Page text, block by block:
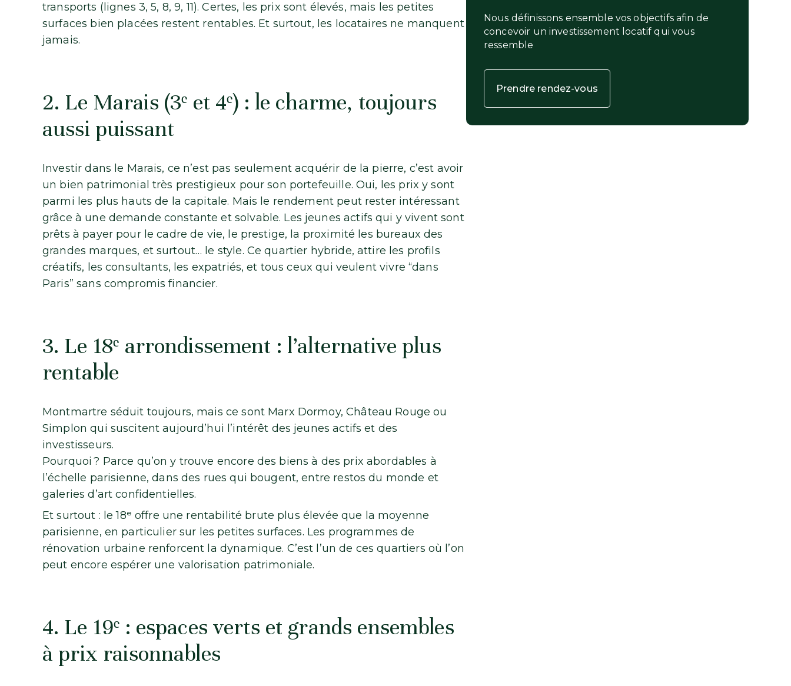
transports (lignes 3, 5, 8, 9, 11). Certes, les prix sont élevés, mais les petites
surfaces bien placées restent rentables. Et surtout, les locataires ne manquent
jamais.
2. Le Marais (3ᵉ et 4ᵉ) : le charme, toujours
aussi puissant
Investir dans le Marais, ce n’est pas seulement acquérir de la pierre, c’est avoir
un bien patrimonial très prestigieux pour son portefeuille. Oui, les prix y sont
parmi les plus hauts de la capitale. Mais le rendement peut rester intéressant
grâce à une demande constante et solvable. Les jeunes actifs qui y vivent sont
prêts à payer pour le cadre de vie, le prestige, la proximité les bureaux des
grandes marques, et surtout… le style. Ce quartier hybride, attire les profils
créatifs, les consultants, les expatriés, et tous ceux qui veulent vivre “dans
Paris” sans compromis financier.
3. Le 18ᵉ arrondissement : l’alternative plus
rentable
Montmartre séduit toujours, mais ce sont Marx Dormoy, Château Rouge ou
Simplon qui suscitent aujourd’hui l’intérêt des jeunes actifs et des
investisseurs.
Pourquoi ? Parce qu’on y trouve encore des biens à des prix abordables à
l’échelle parisienne, dans des rues qui bougent, entre restos du monde et
galeries d’art confidentielles.
Et surtout : le 18ᵉ offre une rentabilité brute plus élevée que la moyenne
parisienne, en particulier sur les petites surfaces. Les programmes de
rénovation urbaine renforcent la dynamique. C’est l’un de ces quartiers où l’on
peut encore espérer une valorisation patrimoniale.
4. Le 19ᵉ : espaces verts et grands ensembles
à prix raisonnables
Nous définissons ensemble vos objectifs afin de
concevoir un investissement locatif qui vous
ressemble
Prendre rendez-vous